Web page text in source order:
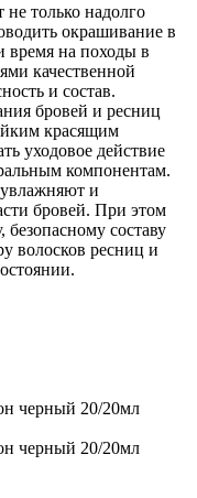
не только надолго
окрашивание в
время на походы в
качественной
и состав.
бровей и ресниц
красящим
уходовое действие
компонентам.
и
бровей. При этом
составу
волосков ресниц и
черный 20/20мл
черный 20/20мл